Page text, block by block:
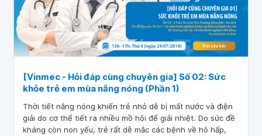
[Vinmec - Hỏi đáp cùng chuyên gia] Số 02: Sức
khỏe trẻ em mùa nắng nóng (Phần 1)
Thời tiết nắng nóng khiến trẻ nhỏ dễ bị mất nước và điện
giải do cơ thể tiết ra nhiều mồ hôi để giải nhiệt. Do sức đề
kháng còn non yếu, trẻ rất dễ mắc các bệnh về hô hấp,